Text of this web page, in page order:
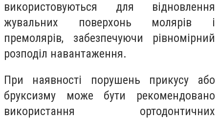
використовуються для відновлення
жувальних поверхонь молярів і
премолярів, забезпечуючи рівномірний
розподіл навантаження.
При наявності порушень прикусу або
бруксизму може бути рекомендовано
використання ортодонтичних